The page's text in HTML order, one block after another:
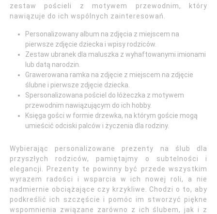
zestaw pościeli z motywem przewodnim, który
nawiązuje do ich wspólnych zainteresowań.
Personalizowany album na zdjęcia z miejscem na
pierwsze zdjęcie dziecka i wpisy rodziców.
Zestaw ubranek dla maluszka z wyhaftowanymi imionami
lub datą narodzin.
Grawerowana ramka na zdjęcie z miejscem na zdjęcie
ślubne i pierwsze zdjęcie dziecka.
Spersonalizowana pościel do łóżeczka z motywem
przewodnim nawiązującym do ich hobby.
Księga gości w formie drzewka, na którym goście mogą
umieścić odciski palców i życzenia dla rodziny.
Wybierając personalizowane prezenty na ślub dla
przyszłych rodziców, pamiętajmy o subtelności i
elegancji. Prezenty te powinny być przede wszystkim
wyrazem radości i wsparcia w ich nowej roli, a nie
nadmiernie obciążające czy krzykliwe. Chodzi o to, aby
podkreślić ich szczęście i pomóc im stworzyć piękne
wspomnienia związane zarówno z ich ślubem, jak i z